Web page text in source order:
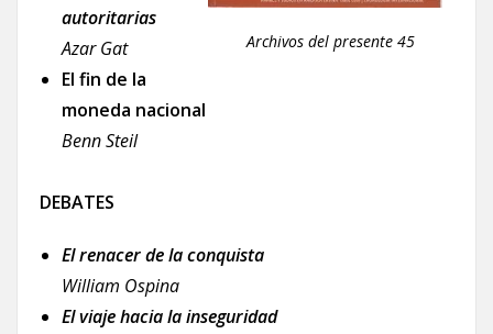
Archivos del presente 45
autoritarias
Azar Gat
El fin de la
moneda nacional
Benn Steil
DEBATES
El renacer de la conquista
William Ospina
El viaje hacia la inseguridad